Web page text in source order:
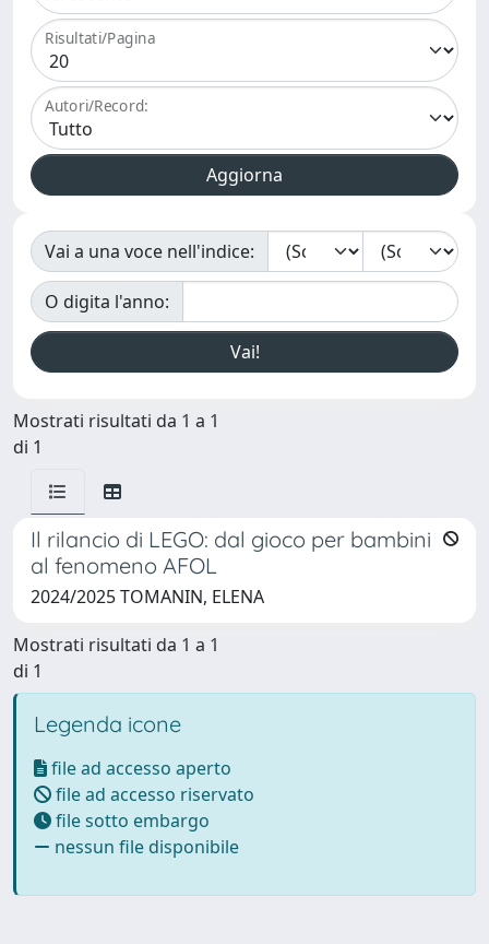
Risultati/Pagina
Autori/Record:
Vai a una voce nell'indice:
O digita l'anno:
Mostrati risultati da 1 a 1
di 1
Il rilancio di LEGO: dal gioco per bambini
al fenomeno AFOL
2024/2025 TOMANIN, ELENA
Mostrati risultati da 1 a 1
di 1
Legenda icone
file ad accesso aperto
file ad accesso riservato
file sotto embargo
nessun file disponibile